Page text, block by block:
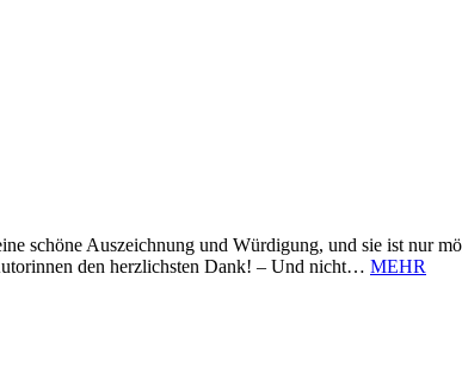
schöne Auszeichnung und Würdigung, und sie ist nur
den herzlichsten Dank! – Und nicht… MEHR